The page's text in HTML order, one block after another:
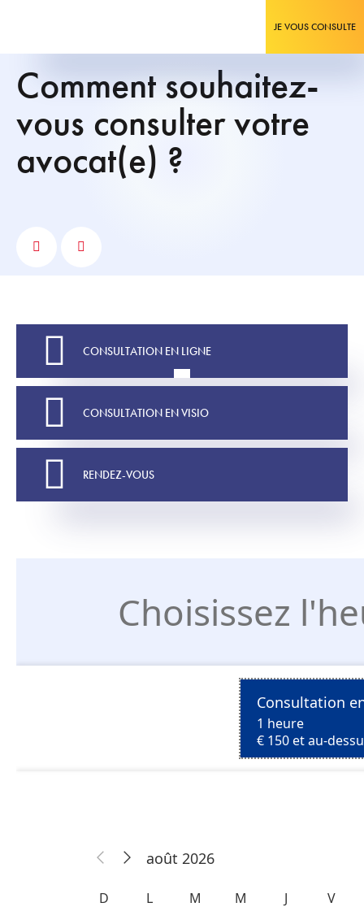
JE VOUS CONSULTE
Comment souhaitez-
vous consulter votre
avocat(e) ?
CONSULTATION EN LIGNE
CONSULTATION EN VISIO
RENDEZ-VOUS